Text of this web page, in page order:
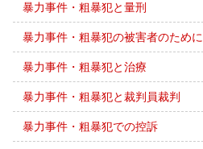
暴力事件・粗暴犯と量刑
暴力事件・粗暴犯の被害者のために
暴力事件・粗暴犯と治療
暴力事件・粗暴犯と裁判員裁判
暴力事件・粗暴犯での控訴